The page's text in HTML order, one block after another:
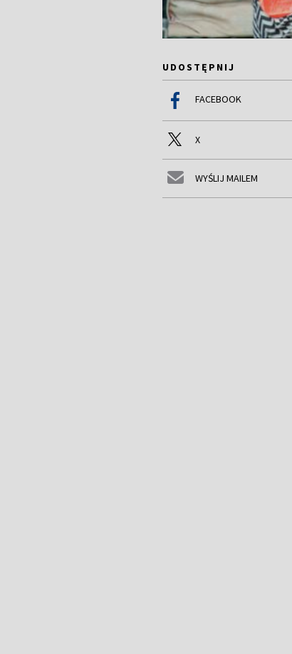
UDOSTĘPNIJ
FACEBOOK
X
WYŚLIJ MAILEM